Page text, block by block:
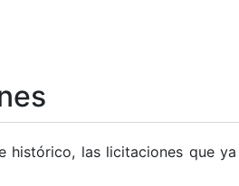
histórico, las licitaciones que